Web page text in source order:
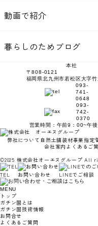
動画で紹介
暮らしのためブログ
本社
〒808-0121
福岡県北九州市若松区大字
093-
741-
0648
093-
742-
0370
営業時間：午前9：00~午
弊社について 自然土舗装材事業指定
会社案内 よくあるご
©2025 株式会社オーエヌグループ All
TEL
お問い合わせ LINEでご相談
MENU
トップ
ガチン固とは
ガチン固技術情報
お問合せ
よくあるご質問